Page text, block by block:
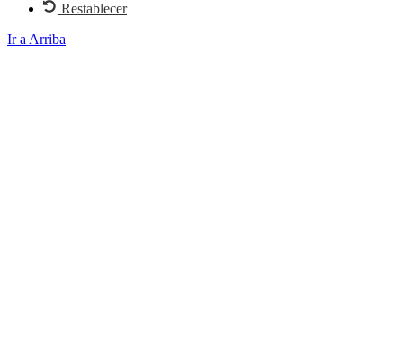
Restablecer
Ir a Arriba